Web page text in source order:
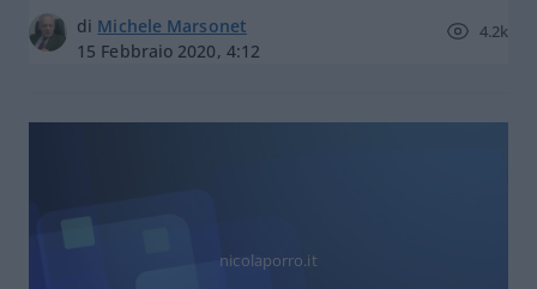
di Michele Marsonet
15 Febbraio 2020, 4:12
4.2k
nicolaporro.it